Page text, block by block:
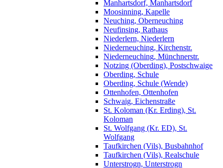
Manhartsdorf, Manhartsdorf
Moosinning, Kapelle
Neuching, Oberneuching
Neufinsing, Rathaus
Niederlern, Niederlern
Niederneuching, Kirchenstr.
Niederneuching, Münchnerstr.
Notzing (Oberding), Postschwaige
Oberding, Schule
Oberding, Schule (Wende)
Ottenhofen, Ottenhofen
Schwaig, Eichenstraße
St. Koloman (Kr. Erding), St.
Koloman
St. Wolfgang (Kr. ED), St.
Wolfgang
Taufkirchen (Vils), Busbahnhof
Taufkirchen (Vils), Realschule
Unterstrogn, Unterstrogn